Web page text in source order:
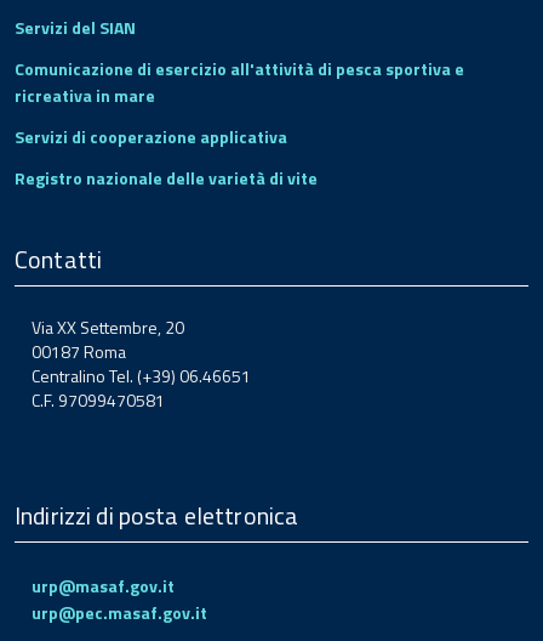
Servizi del SIAN
Comunicazione di esercizio all'attività di pesca sportiva e
ricreativa in mare
Servizi di cooperazione applicativa
Registro nazionale delle varietà di vite
Contatti
Via XX Settembre, 20
00187 Roma
Centralino Tel. (+39) 06.46651
C.F. 97099470581
Indirizzi di posta elettronica
urp@masaf.gov.it
urp@pec.masaf.gov.it